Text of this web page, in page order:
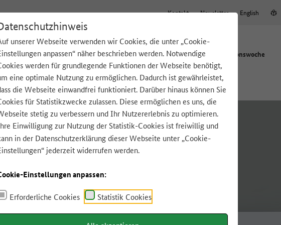
unserer Webseite verwenden wir Cookies, die unter „Cookie-
anpassen“ näher beschrieben werden. Notwendige
werden für grundlegende Funktionen der Webseite benötigt,
eine optimale Nutzung zu ermöglichen. Dadurch ist gewährleistet,
die Webseite einwandfrei funktioniert. Darüber hinaus können Sie
für Statistikzwecke zulassen. Diese ermöglichen es uns, die
stetig zu verbessern und Ihr Nutzererlebnis zu optimieren.
Einwilligung zur Nutzung der Statistik-Cookies ist freiwillig und
in der Datenschutzerklärungdieser Webseite unter „Cookie-
jederzeit widerrufen werden.
Einstellungen anpassen:
Erforderliche Cookies Statistik Cookies
Kontakt Newsletter English
Tipps für zu Hause Lebensmittel A-Z App Aktionswoche